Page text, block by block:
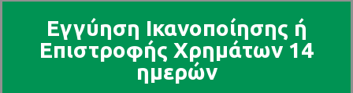
Εγγύηση Ικανοποίησης ή
Επιστροφής Χρημάτων 14
ημερών